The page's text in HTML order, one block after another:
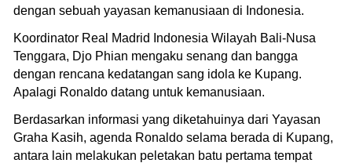
dengan sebuah yayasan kemanusiaan di Indonesia.
Koordinator Real Madrid Indonesia Wilayah Bali-Nusa
Tenggara, Djo Phian mengaku senang dan bangga
dengan rencana kedatangan sang idola ke Kupang.
Apalagi Ronaldo datang untuk kemanusiaan.
Berdasarkan informasi yang diketahuinya dari Yayasan
Graha Kasih, agenda Ronaldo selama berada di Kupang,
antara lain melakukan peletakan batu pertama tempat